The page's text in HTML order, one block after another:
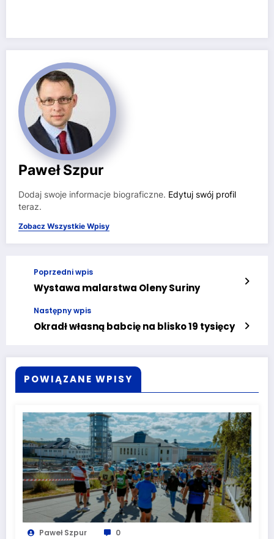
Paweł Szpur
Dodaj swoje informacje biograficzne. Edytuj swój profil
teraz.
Zobacz Wszystkie Wpisy
Poprzedni wpis
Wystawa malarstwa Oleny Suriny
Następny wpis
Okradł własną babcię na blisko 19 tysięcy
POWIĄZANE WPISY
Paweł Szpur 0